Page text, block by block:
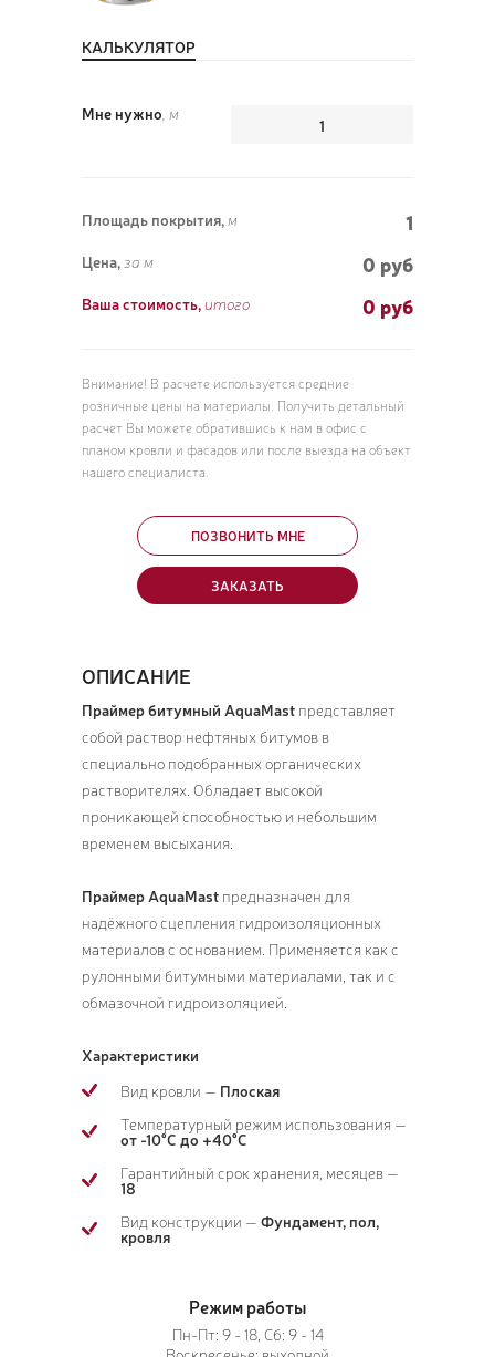
КАЛЬКУЛЯТОР
Мне нужно , м
Площадь покрытия, м 1
Цена, за м 0 руб
Ваша стоимость, итого 0 руб
Внимание! В расчете используется средние
розничные цены на материалы. Получить детальный
расчет Вы можете обратившись к нам в офис с
планом кровли и фасадов или после выезда на объект
нашего специалиста.
ПОЗВОНИТЬ МНЕ
ЗАКАЗАТЬ
ОПИСАНИЕ
Праймер битумный AquaMast представляет
собой раствор нефтяных битумов в
специально подобранных органических
растворителях. Обладает высокой
проникающей способностью и небольшим
временем высыхания.
Праймер AquaMast предназначен для
надёжного сцепления гидроизоляционных
материалов с основанием. Применяется как с
рулонными битумными материалами, так и с
обмазочной гидроизоляцией.
Характеристики
Вид кровли — Плоская
Температурный режим использования —
от -10°С до +40°С
Гарантийный срок хранения, месяцев —
18
Вид конструкции — Фундамент, пол,
кровля
Режим работы
Пн-Пт: 9 - 18, Сб: 9 - 14